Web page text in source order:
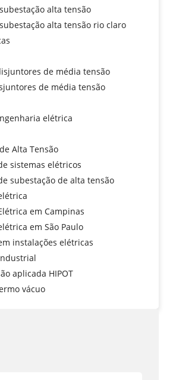
alta tensão
alta tensão rio claro
de média tensão
de média tensão
elétrica
Alta Tensão
sistemas elétricos
subestação de alta tensão
em Campinas
em São Paulo
instalações elétricas
aplicada HIPOT
vácuo